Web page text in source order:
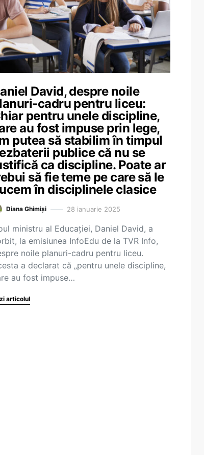
David, despre noile
cadru pentru liceu:
pentru unele discipline,
au fost impuse prin lege,
putea să stabilim în timpul
publice că nu se
ca discipline. Poate ar
să fie teme pe care să le
în disciplinele clasice
Diana Ghimiși 28 ianuarie 2025
ministru al Educației, Daniel David, a
la emisiunea InfoEdu de la TVR Info,
noile planuri-cadru pentru liceu.
a declarat că „pentru unele discipline,
au fost impuse…
articolul